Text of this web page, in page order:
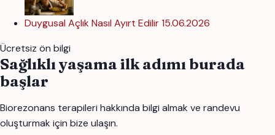
Duygusal Açlık Nasıl Ayırt Edilir15.06.2026
Ücretsiz ön bilgi
Sağlıklı yaşama ilk adımı burada
başlar
Biorezonans terapileri hakkında bilgi almak ve randevu
oluşturmak için bize ulaşın.